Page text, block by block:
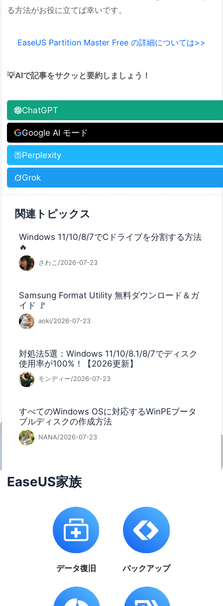
る方法がお役に立てば幸いです。
EaseUS Partition Master Free の詳細については>>
💡AIで記事をサクッと要約しましょう！
ChatGPT
Google AI モード
Perplexity
Grok
関連トピックス
Windows 11/10/8/7でCドライブを分割する方法
🔥
さわこ/2026-07-23
Samsung Format Utility 無料ダウンロード＆ガ
イド 🚩
aoki/2026-07-23
対処法5選：Windows 11/10/8.1/8/7でディスク
使用率が100%！【2026更新】
モンディー/2026-07-23
すべてのWindows OSに対応するWinPEブータ
ブルディスクの作成方法
NANA/2026-07-23
EaseUS家族
データ復旧 バックアップ